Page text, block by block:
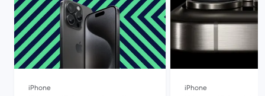
iPhone iPhone